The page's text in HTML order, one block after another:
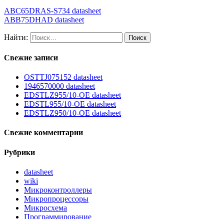
ABC65DRAS-S734 datasheet
ABB75DHAD datasheet
Найти:
Свежие записи
OSTTJ075152 datasheet
1946570000 datasheet
EDSTLZ955/10-OE datasheet
EDSTL955/10-OE datasheet
EDSTLZ950/10-OE datasheet
Свежие комментарии
Рубрики
datasheet
wiki
Микроконтроллеры
Микропроцессоры
Микросхема
Программирование